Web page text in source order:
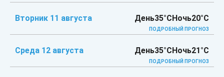
Вторник 11 августа День35°CНочь20°C
ПОДРОБНЫЙ ПРОГНОЗ
Среда 12 августа День35°CНочь21°C
ПОДРОБНЫЙ ПРОГНОЗ